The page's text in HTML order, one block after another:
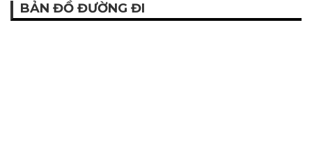
BẢN ĐỒ ĐƯỜNG ĐI